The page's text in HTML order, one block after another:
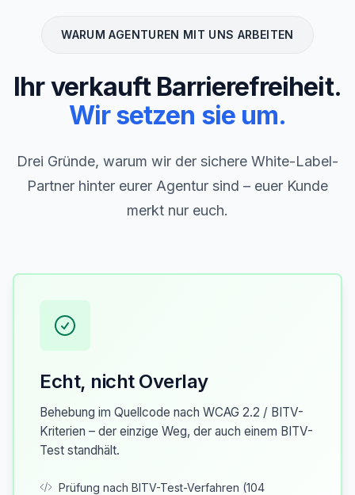
WARUM AGENTUREN MIT UNS ARBEITEN
Ihr verkauft Barrierefreiheit.
Wir setzen sie um.
Drei Gründe, warum wir der sichere White-Label-
Partner hinter eurer Agentur sind – euer Kunde
merkt nur euch.
Echt, nicht Overlay
Behebung im Quellcode nach WCAG 2.2 / BITV-
Kriterien – der einzige Weg, der auch einem BITV-
Test standhält.
Prüfung nach BITV-Test-Verfahren (104